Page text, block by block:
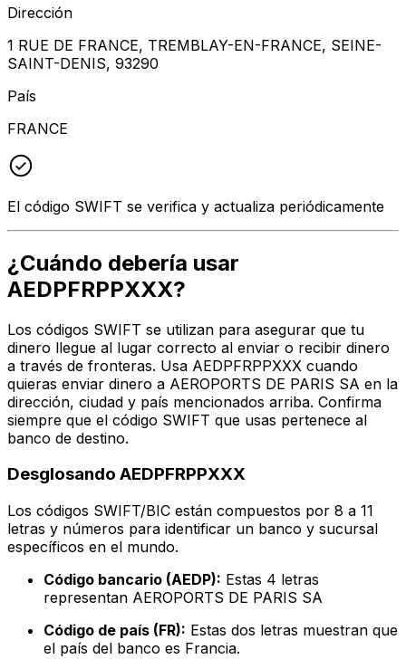
Dirección
1 RUE DE FRANCE, TREMBLAY-EN-FRANCE, SEINE-
SAINT-DENIS, 93290
País
FRANCE
El código SWIFT se verifica y actualiza periódicamente
¿Cuándo debería usar
AEDPFRPPXXX?
Los códigos SWIFT se utilizan para asegurar que tu
dinero llegue al lugar correcto al enviar o recibir dinero
a través de fronteras. Usa AEDPFRPPXXX cuando
quieras enviar dinero a AEROPORTS DE PARIS SA en la
dirección, ciudad y país mencionados arriba. Confirma
siempre que el código SWIFT que usas pertenece al
banco de destino.
Desglosando AEDPFRPPXXX
Los códigos SWIFT/BIC están compuestos por 8 a 11
letras y números para identificar un banco y sucursal
específicos en el mundo.
Código bancario (AEDP): Estas 4 letras
representan AEROPORTS DE PARIS SA
Código de país (FR): Estas dos letras muestran que
el país del banco es Francia.